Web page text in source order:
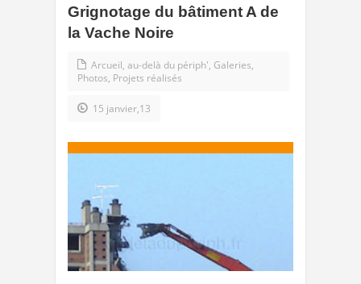
Grignotage du bâtiment A de
la Vache Noire
Arcueil, au-delà du périph', Galeries,
Photos, Projets réalisés
15 janvier,13